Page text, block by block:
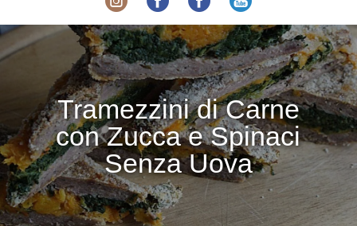
Tramezzini di Carne
con Zucca e Spinaci
Senza Uova